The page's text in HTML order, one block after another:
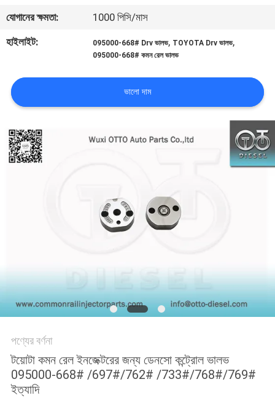
যোগাযোগ
করুন
খবর
মামলা
সাইট
যোগানের ক্ষমতা:
1000 পিসি/মাস
হাইলাইট:
095000-668# Drv ভালভ, TOYOTA Drv ভালভ,
095000-668# কমন রেল ভালভ
ভালো দাম
পণ্যের বর্ণনা
টয়োটা কমন রেল ইনজেক্টরের জন্য ডেনসো কন্ট্রোল ভালভ
095000-668# /697#/762# /733#/768#/769#
ইত্যাদি